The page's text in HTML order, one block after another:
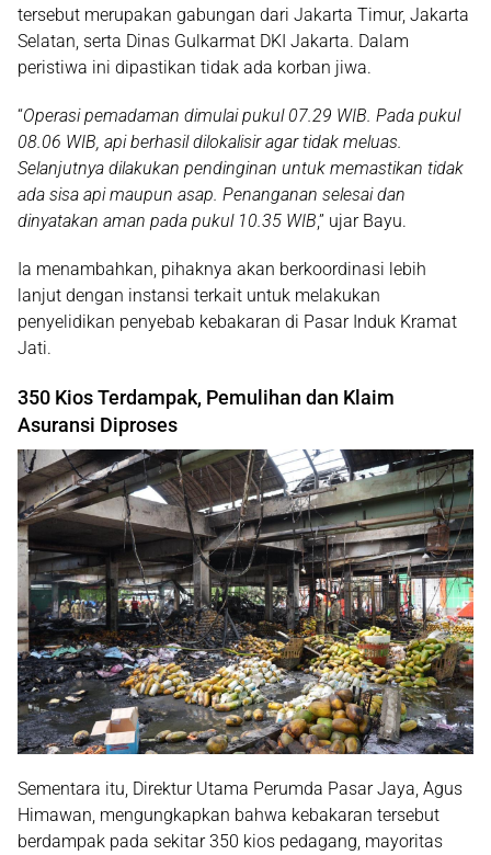
tersebut merupakan gabungan dari Jakarta Timur, Jakarta
Selatan, serta Dinas Gulkarmat DKI Jakarta. Dalam
peristiwa ini dipastikan tidak ada korban jiwa.
“Operasi pemadaman dimulai pukul 07.29 WIB. Pada pukul
08.06 WIB, api berhasil dilokalisir agar tidak meluas.
Selanjutnya dilakukan pendinginan untuk memastikan tidak
ada sisa api maupun asap. Penanganan selesai dan
dinyatakan aman pada pukul 10.35 WIB,” ujar Bayu.
Ia menambahkan, pihaknya akan berkoordinasi lebih
lanjut dengan instansi terkait untuk melakukan
penyelidikan penyebab kebakaran di Pasar Induk Kramat
Jati.
350 Kios Terdampak, Pemulihan dan Klaim
Asuransi Diproses
Sementara itu, Direktur Utama Perumda Pasar Jaya Agus
Himawan , mengungkapkan bahwa kebakaran tersebut
berdampak pada sekitar350 kios pedagang , mayoritas